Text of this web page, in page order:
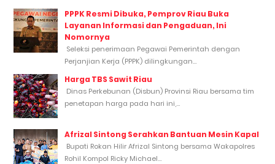
PPPK Resmi Dibuka, Pemprov Riau Buka
Layanan Informasi dan Pengaduan, Ini
Nomornya
Seleksi penerimaan Pegawai Pemerintah dengan
Perjanjian Kerja (PPPK) dilingkungan...
Harga TBS Sawit Riau
Dinas Perkebunan (Disbun) Provinsi Riau bersama tim
penetapan harga pada hari ini,...
Afrizal Sintong Serahkan Bantuan Mesin Kapal
Bupati Rokan Hilir Afrizal Sintong bersama Wakapolres
Rohil Kompol Ricky Michael...